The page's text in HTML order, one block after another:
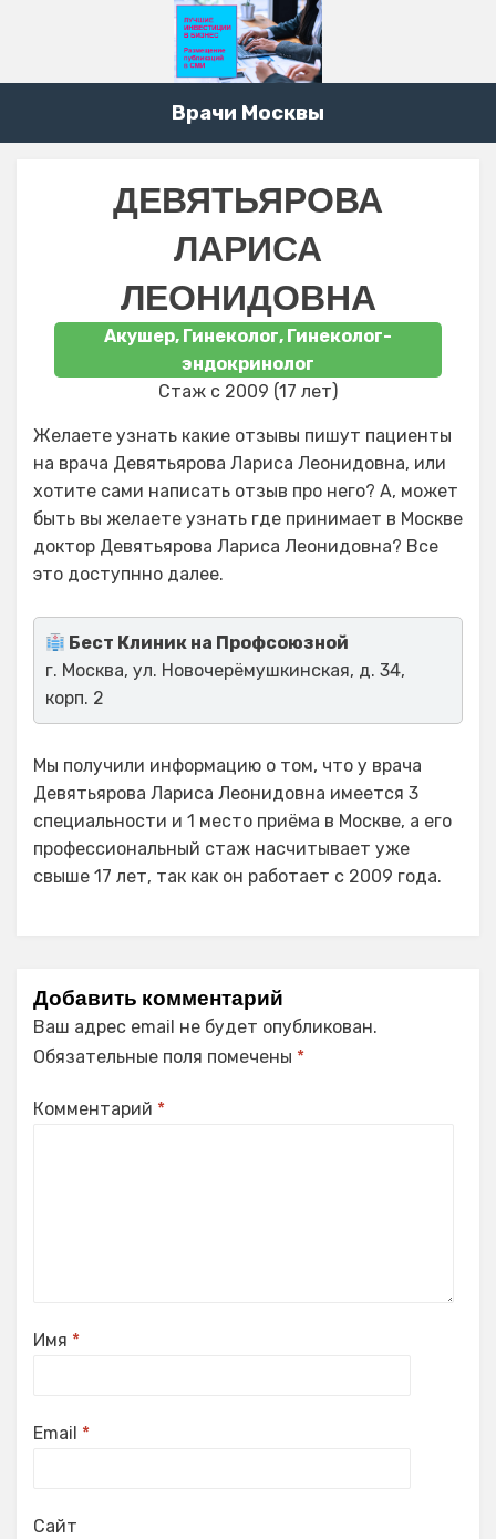
Врачи Москвы
ДЕВЯТЬЯРОВА
ЛАРИСА
ЛЕОНИДОВНА
Акушер, Гинеколог, Гинеколог-
эндокринолог
Стаж с 2009 (17 лет)
Желаете узнать какие отзывы пишут пациенты
на врача Девятьярова Лариса Леонидовна, или
хотите сами написать отзыв про него? А, может
быть вы желаете узнать где принимает в Москве
доктор Девятьярова Лариса Леонидовна? Все
это доступнно далее.
Бест Клиник на Профсоюзной
г. Москва, ул. Новочерёмушкинская, д. 34,
корп. 2
Мы получили информацию о том, что у врача
Девятьярова Лариса Леонидовна имеется 3
специальности и 1 место приёма в Москве, а его
профессиональный стаж насчитывает уже
свыше 17 лет, так как он работает с 2009 года.
Добавить комментарий
Ваш адрес email не будет опубликован.
Обязательные поля помечены *
Комментарий *
Имя *
Email *
Сайт